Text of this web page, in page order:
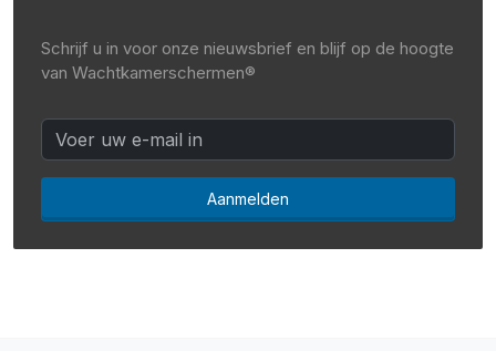
Schrijf u in voor onze nieuwsbrief en blijf op de hoogte
van Wachtkamerschermen®
Aanmelden